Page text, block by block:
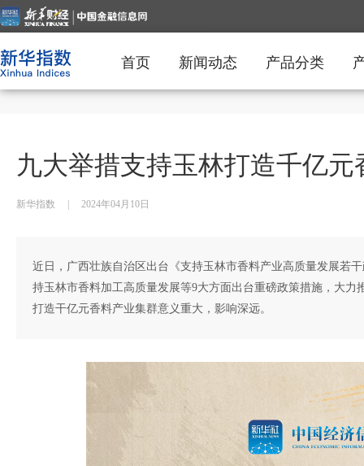
首页 新闻动态 产品分类
九大举措支持玉林打造千亿元
新华指数 2024年04月10日
近日，广西壮族自治区出台《支持玉林市香料产业高质量发展若
持玉林市香料加工高质量发展等9大方面出台重磅政策措施，大
打造干亿元香料产业集群意义重大，影响深远。